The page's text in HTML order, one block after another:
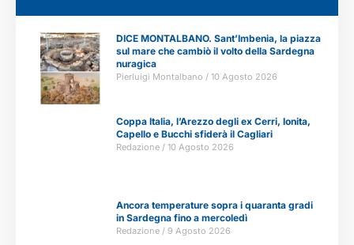
DICE MONTALBANO. Sant’Imbenia, la piazza
sul mare che cambiò il volto della Sardegna
nuragica
Pierluigi Montalbano 10 Agosto 2026
Coppa Italia, l’Arezzo degli ex Cerri, Ionita,
Capello e Bucchi sfiderà il Cagliari
Redazione 10 Agosto 2026
Ancora temperature sopra i quaranta gradi
in Sardegna fino a mercoledì
Redazione 9 Agosto 2026